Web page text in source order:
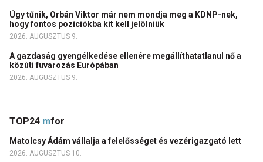
Úgy tűnik, Orbán Viktor már nem mondja meg a KDNP-nek,
hogy fontos pozíciókba kit kell jelölniük
2026. AUGUSZTUS 9.
A gazdaság gyengélkedése ellenére megállíthatatlanul nő a
közúti fuvarozás Európában
2026. AUGUSZTUS 9.
TOP24 mfor
Matolcsy Ádám vállalja a felelősséget és vezérigazgató lett
2026. AUGUSZTUS 10.